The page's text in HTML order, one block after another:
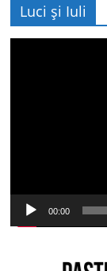
Luci și Iuli
00:00